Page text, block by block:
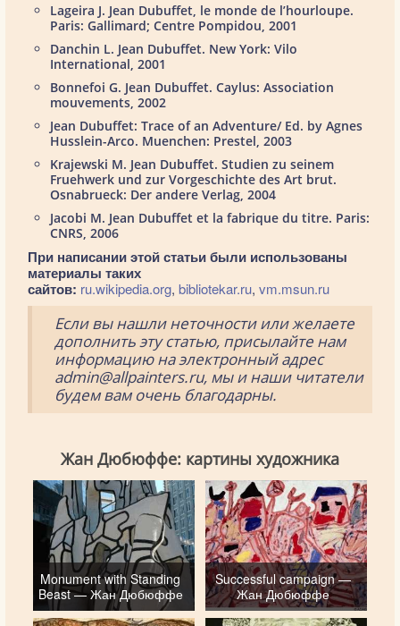
Lageira J. Jean Dubuffet, le monde de l’hourloupe.
Paris: Gallimard; Centre Pompidou, 2001
Danchin L. Jean Dubuffet. New York: Vilo
International, 2001
Bonnefoi G. Jean Dubuffet. Caylus: Association
mouvements, 2002
Jean Dubuffet: Trace of an Adventure/ Ed. by Agnes
Husslein-Arco. Muenchen: Prestel, 2003
Krajewski M. Jean Dubuffet. Studien zu seinem
Fruehwerk und zur Vorgeschichte des Art brut.
Osnabrueck: Der andere Verlag, 2004
Jacobi M. Jean Dubuffet et la fabrique du titre. Paris:
CNRS, 2006
При написании этой статьи были использованы
материалы таких
сайтов: ru.wikipedia.org, bibliotekar.ru, vm.msun.ru
Если вы нашли неточности или желаете
дополнить эту статью, присылайте нам
информацию на электронный адрес
admin@allpainters.ru, мы и наши читатели
будем вам очень благодарны.
Жан Дюбюффе: картины художника
Monument with Standing
Beast — Жан Дюбюффе
Successful campaign —
Жан Дюбюффе